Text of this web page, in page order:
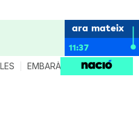
ara mateix
11:37
EMBARÀS CRIANÇA